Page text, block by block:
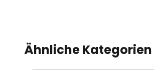
Ähnliche Kategorien